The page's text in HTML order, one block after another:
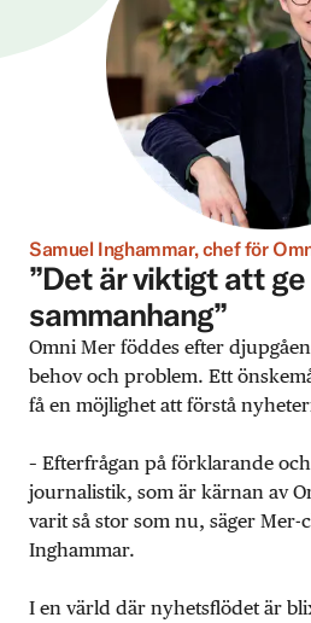
Samuel Inghammar, chef för
”Det är viktigt att
sammanhang”
Omni Mer föddes efter
behov och problem. Ett
få en möjlighet att förstå
– Efterfrågan på förklarande
journalistik, som är kärnan av
varit så stor som nu, säger Mer-
Inghammar.
I en värld där nyhetsflödet är